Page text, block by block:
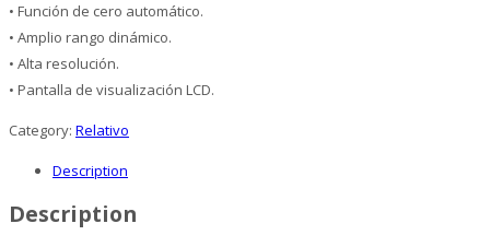
• Función de cero automático.
• Amplio rango dinámico.
• Alta resolución.
• Pantalla de visualización LCD.
Category: Relativo
Description
Description